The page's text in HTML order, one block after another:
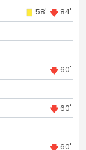
58' 84'
60'
60'
60'